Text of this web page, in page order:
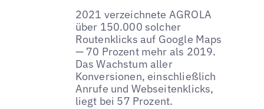
2021 verzeichnete AGROLA
über 150.000 solcher
Routenklicks auf Google Maps
— 70 Prozent mehr als 2019.
Das Wachstum aller
Konversionen, einschließlich
Anrufe und Webseitenklicks,
liegt bei 57 Prozent.